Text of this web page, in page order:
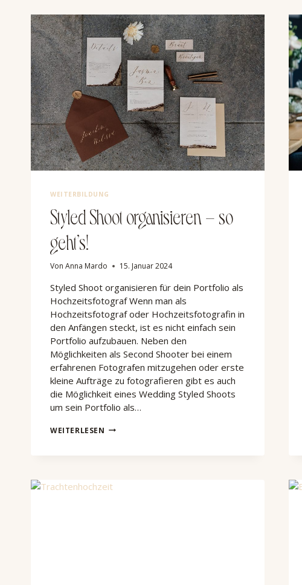
WEITERBILDUNG
Styled Shoot organisieren – so
geht’s!
Von Anna Mardo 15. Januar 2024
Styled Shoot organisieren für dein Portfolio als
Hochzeitsfotograf Wenn man als
Hochzeitsfotograf oder Hochzeitsfotografin in
den Anfängen steckt, ist es nicht einfach sein
Portfolio aufzubauen. Neben den
Möglichkeiten als Second Shooter bei einem
erfahrenen Fotografen mitzugehen oder erste
kleine Aufträge zu fotografieren gibt es auch
die Möglichkeit eines Wedding Styled Shoots
um sein Portfolio als…
WEITERLESEN STYLED
GEHT’S!